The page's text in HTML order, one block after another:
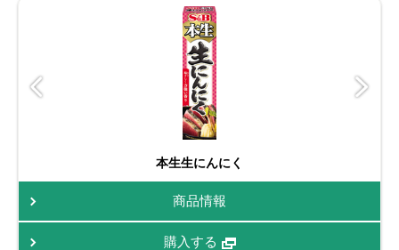
本生生にんにく
商品情報
購入する